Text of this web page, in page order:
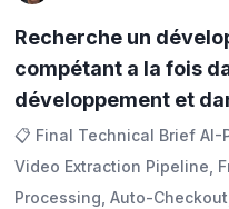
Recherche un
compétant a la fois
développement et
📋 Final Technical Brief AI-
Video Extraction Pipeline,
Processing, Auto-